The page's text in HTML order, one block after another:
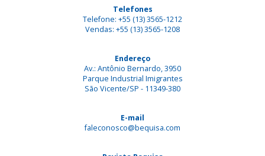
Telefones
Telefone: +55 (13) 3565-1212
Vendas: +55 (13) 3565-1208
Endereço
Av.: Antônio Bernardo, 3950
Parque Industrial Imigrantes
São Vicente/SP - 11349-380
E-mail
faleconosco@bequisa.com